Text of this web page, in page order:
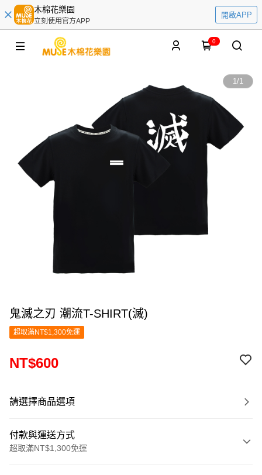
木棉花樂園
立刻使用官方APP
開啟APP
0
1/1
鬼滅之刃 潮流T-SHIRT(滅)
超取滿NT$1,300免運
NT$600
請選擇商品選項
付款與運送方式
超取滿NT$1,300免運